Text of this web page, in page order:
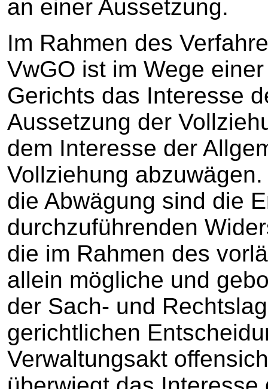
an einer Aussetzung.
Im Rahmen des
VwGO ist im Wege
Gerichts das Interesse
Aussetzung der
dem Interesse der
Vollziehung
die Abwägung sind die
durchzuführenden
die im Rahmen des
allein mögliche und
der Sach- und
gerichtlichen
Verwaltungsakt